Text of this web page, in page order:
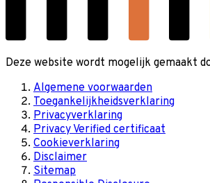
Deze website wordt mogelijk gemaakt
Algemene voorwaarden
Toegankelijkheidsverklaring
Privacyverklaring
Privacy Verified certificaat
Cookieverklaring
Disclaimer
Sitemap